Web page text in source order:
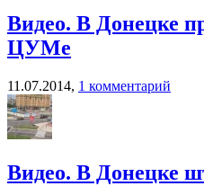
Видео. В Донецке
ЦУМе
11.07.2014, 1 комментарий
Видео. В Донецке